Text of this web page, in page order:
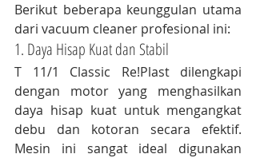
Berikut beberapa keunggulan utama
dari vacuum cleaner profesional ini:
1. Daya Hisap Kuat dan Stabil
T 11/1 Classic Re!Plast dilengkapi
dengan motor yang menghasilkan
daya hisap kuat untuk mengangkat
debu dan kotoran secara efektif.
Mesin ini sangat ideal digunakan